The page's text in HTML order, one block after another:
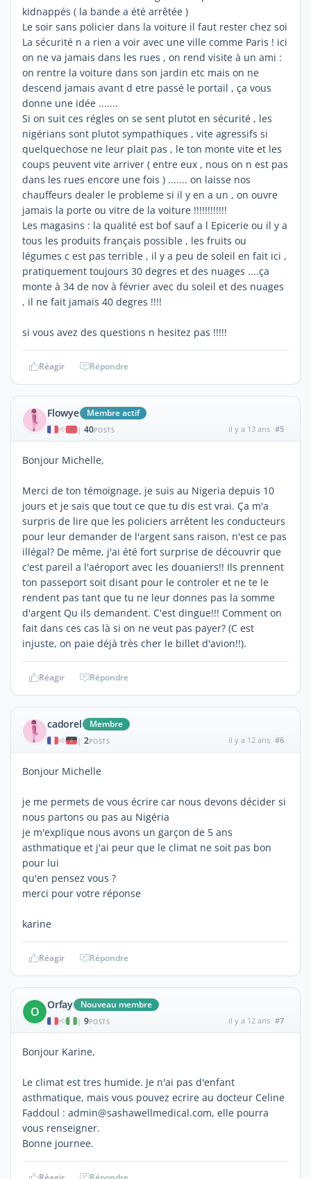
kidnappés ( la bande a été arrêtée )
Le soir sans policier dans la voiture il faut rester chez soi
La sécurité n a rien a voir avec une ville comme Paris ! ici
on ne va jamais dans les rues , on rend visite à un ami :
on rentre la voiture dans son jardin etc mais on ne
descend jamais avant d etre passé le portail , ça vous
donne une idée .......
Si on suit ces régles on se sent plutot en sécurité , les
nigérians sont plutot sympathiques , vite agressifs si
quelquechose ne leur plait pas , le ton monte vite et les
coups peuvent vite arriver ( entre eux , nous on n est pas
dans les rues encore une fois ) ....... on laisse nos
chauffeurs dealer le probleme si il y en a un , on ouvre
jamais la porte ou vitre de la voiture !!!!!!!!!!!!
Les magasins : la qualité est bof sauf a l Epicerie ou il y a
tous les produits français possible , les fruits ou
légumes c est pas terrible , il y a peu de soleil en fait ici ,
pratiquement toujours 30 degres et des nuages ....ça
monte à 34 de nov à février avec du soleil et des nuages
, il ne fait jamais 40 degres !!!!
si vous avez des questions n hesitez pas !!!!!
Réagir Répondre
Flowye Membre actif
| 40POSTS il y a 13 ans #5
Bonjour Michelle,
Merci de ton témoignage, je suis au Nigeria depuis 10
jours et je sais que tout ce que tu dis est vrai. Ça m'a
surpris de lire que les policiers arrêtent les conducteurs
pour leur demander de l'argent sans raison, n'est ce pas
illégal? De même, j'ai été fort surprise de découvrir que
c'est pareil a l'aéroport avec les douaniers!! Ils prennent
ton passeport soit disant pour le controler et ne te le
rendent pas tant que tu ne leur donnes pas la somme
d'argent Qu ils demandent. C'est dingue!!! Comment on
fait dans ces cas là si on ne veut pas payer? (C est
injuste, on paie déjà très cher le billet d'avion!!).
Réagir Répondre
cadorel Membre
| 2POSTS il y a 12 ans #6
Bonjour Michelle
je me permets de vous écrire car nous devons décider si
nous partons ou pas au Nigéria
je m'explique nous avons un garçon de 5 ans
asthmatique et j'ai peur que le climat ne soit pas bon
pour lui
qu'en pensez vous ?
merci pour votre réponse
karine
Réagir Répondre
O Orfay Nouveau membre
| 9POSTS il y a 12 ans #7
Bonjour Karine,
Le climat est tres humide. Je n'ai pas d'enfant
asthmatique, mais vous pouvez ecrire au docteur Celine
Faddoul : admin@sashawellmedical.com, elle pourra
vous renseigner.
Bonne journee.